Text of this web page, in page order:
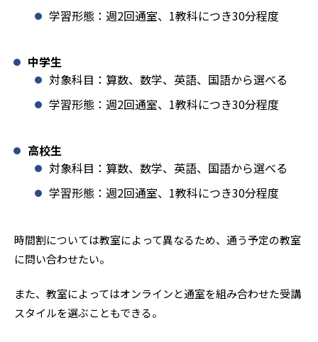
学習形態：週2回通室、1教科につき30分程度
中学生
対象科目：算数、数学、英語、国語から選べる
学習形態：週2回通室、1教科につき30分程度
高校生
対象科目：算数、数学、英語、国語から選べる
学習形態：週2回通室、1教科につき30分程度
時間割については教室によって異なるため、通う予定の教室
に問い合わせたい。
また、教室によってはオンラインと通室を組み合わせた受講
スタイルを選ぶこともできる。